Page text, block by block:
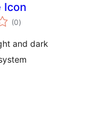
Icon
(0celkové
hodnotenie
)
and dark